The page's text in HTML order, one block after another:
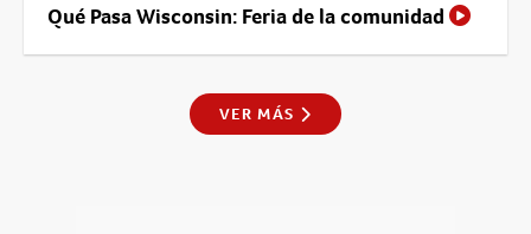
Qué Pasa Wisconsin: Feria de la comunidad
VER MÁS